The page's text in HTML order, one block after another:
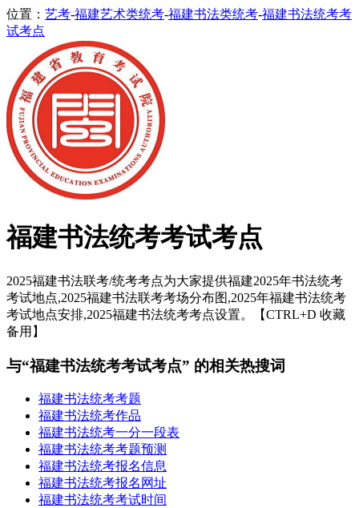
位置： 艺考-福建艺术类统考-福建书法类统考-福建书法统考考
试考点
福建书法统考考试考点
2025福建书法联考/统考考点为大家提供福建2025年书法统考
考试地点,2025福建书法联考考场分布图,2025年福建书法统考
考试地点安排,2025福建书法统考考点设置。【CTRL+D 收藏
备用】
与“福建书法统考考试考点” 的相关热搜词
福建书法统考考题
福建书法统考作品
福建书法统考一分一段表
福建书法统考考题预测
福建书法统考报名信息
福建书法统考报名网址
福建书法统考考试时间